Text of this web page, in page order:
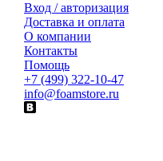
Вход / авторизация
Доставка и оплата
О компании
Контакты
Помощь
+7 (499) 322-10-47
info@foamstore.ru